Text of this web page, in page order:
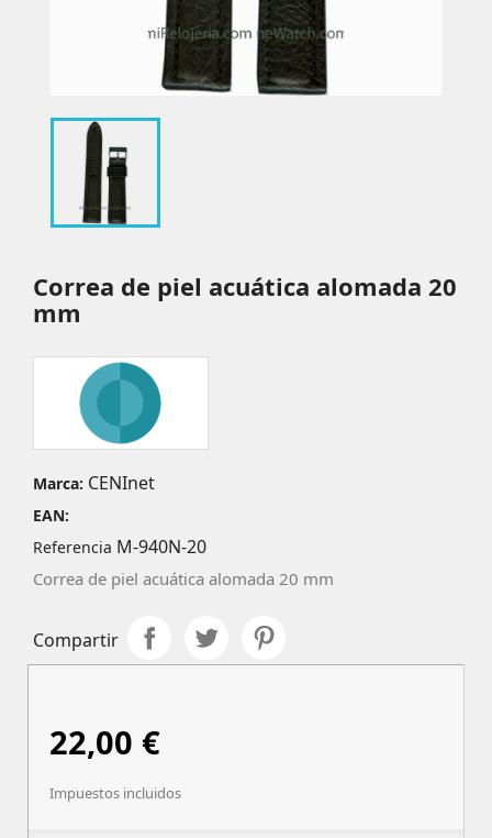
Correa de piel acuática alomada 20
mm
Marca: CENInet
EAN:
Referencia M-940N-20
Correa de piel acuática alomada 20 mm
Compartir
22,00 €
Impuestos incluidos